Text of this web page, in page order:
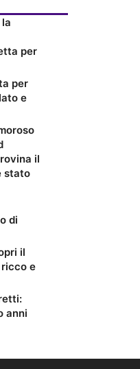
per
per
e
il
stato
di
il
e
anni